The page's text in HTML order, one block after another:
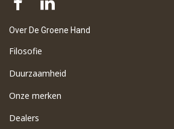
Over De Groene Hand
Filosofie
Duurzaamheid
Onze merken
Dealers